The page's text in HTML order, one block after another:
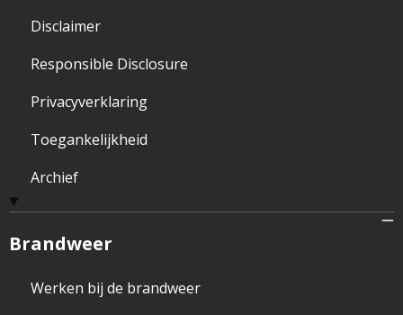
Disclaimer
Responsible Disclosure
Privacyverklaring
Toegankelijkheid
Archief
Brandweer
Werken bij de brandweer